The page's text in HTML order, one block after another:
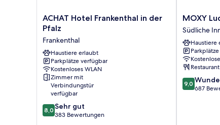
ACHAT
Hotel
in
der
Pfalz
Frankenthal
ACHAT Hotel Frankenthal in der
Pfalz
Frankenthal
Haustiere erlaubt
Parkplätze verfügbar
Kostenloses WLAN
Zimmer mit
Verbindungstür
verfügbar
8.0
von
8,0 Sehr gut
383 Bewertungen
MOXY
Südliche
Innenstadt
MOXY
Südliche
Haustiere
Restaurant
9.0
von
9,0
687